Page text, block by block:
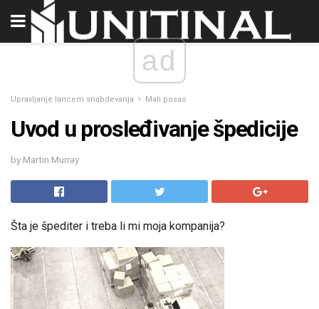
ad
Upravljanje lancem snabdevanja Mali posao
Uvod u prosleđivanje špedicije
by Martin Murray
Šta je špediter i treba li mi moja kompanija?